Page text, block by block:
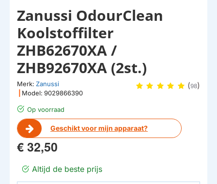
Op voorraad
Geschikt voor mijn apparaat?
Zanussi OdourClean
Koolstoffilter
ZHB62670XA /
ZHB92670XA (2st.)
Merk: Zanussi
Model: 9029866390
(98)
€ 32,50
Altijd de beste prijs